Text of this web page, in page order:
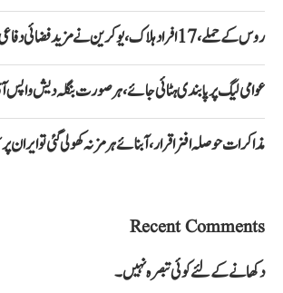
روس کے حملے، 17 افراد ہلاک، یوکرین نے مزید فضائی دفاعی نظام کا مطالبہ کر دیا
عوامی لیگ پر پابندی ہٹائی جائے، ہر صورت بنگلہ دیش واپس
مذاکرات حوصلہ افزا قرار،آبنائے ہرمز نہ کھولی گئی تو
Recent Comments
دکھانے کے لئے کوئی تبصرہ نہیں۔